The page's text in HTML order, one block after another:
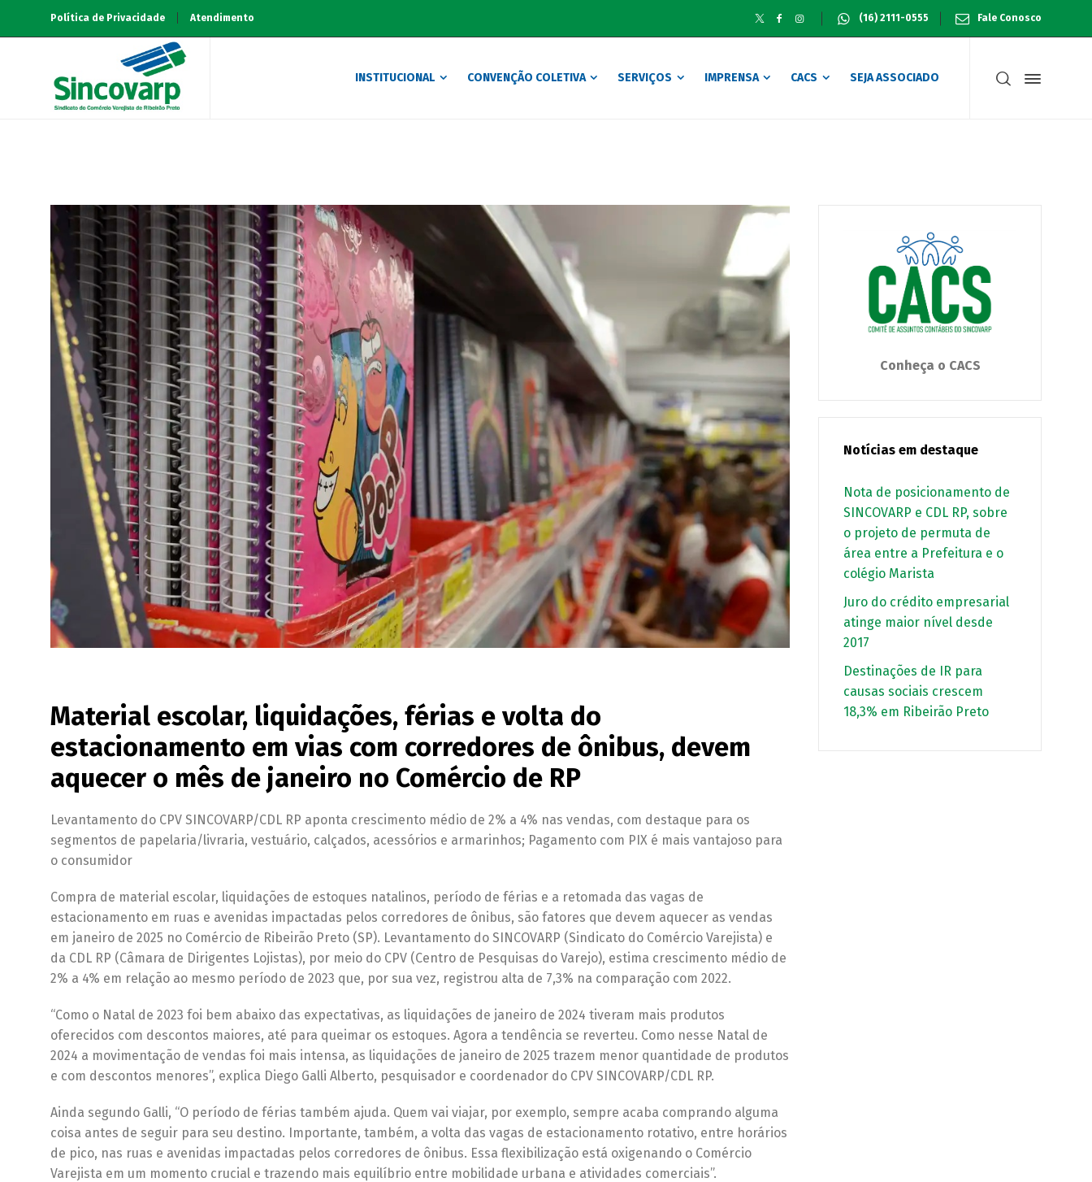
Política de Privacidade Atendimento (16) 2111-0555 Fale Conosco
INSTITUCIONAL CONVENÇÃO COLETIVA SERVIÇOS IMPRENSA CACS SEJA ASSOCIADO
Material escolar, liquidações, férias e volta do
estacionamento em vias com corredores de ônibus, devem
aquecer o mês de janeiro no Comércio de RP
Levantamento do CPV SINCOVARP/CDL RP aponta crescimento médio de 2% a 4% nas vendas, com destaque para os
segmentos de papelaria/livraria, vestuário, calçados, acessórios e armarinhos; Pagamento com PIX é mais vantajoso para
o consumidor
Compra de material escolar, liquidações de estoques natalinos, período de férias e a retomada das vagas de
estacionamento em ruas e avenidas impactadas pelos corredores de ônibus, são fatores que devem aquecer as vendas
em janeiro de 2025 no Comércio de Ribeirão Preto (SP). Levantamento do SINCOVARP (Sindicato do Comércio Varejista) e
da CDL RP (Câmara de Dirigentes Lojistas), por meio do CPV (Centro de Pesquisas do Varejo), estima crescimento médio de
2% a 4% em relação ao mesmo período de 2023 que, por sua vez, registrou alta de 7,3% na comparação com 2022.
“Como o Natal de 2023 foi bem abaixo das expectativas, as liquidações de janeiro de 2024 tiveram mais produtos
oferecidos com descontos maiores, até para queimar os estoques. Agora a tendência se reverteu. Como nesse Natal de
2024 a movimentação de vendas foi mais intensa, as liquidações de janeiro de 2025 trazem menor quantidade de produtos
e com descontos menores”, explica Diego Galli Alberto, pesquisador e coordenador do CPV SINCOVARP/CDL RP.
Ainda segundo Galli, “O período de férias também ajuda. Quem vai viajar, por exemplo, sempre acaba comprando alguma
coisa antes de seguir para seu destino. Importante, também, a volta das vagas de estacionamento rotativo, entre horários
de pico, nas ruas e avenidas impactadas pelos corredores de ônibus. Essa flexibilização está oxigenando o Comércio
Varejista em um momento crucial e trazendo mais equilíbrio entre mobilidade urbana e atividades comerciais”.
Conheça o CACS
Notícias em destaque
Nota de posicionamento de
SINCOVARP e CDL RP, sobre
o projeto de permuta de
área entre a Prefeitura e o
colégio Marista
Juro do crédito empresarial
atinge maior nível desde
2017
Destinações de IR para
causas sociais crescem
18,3% em Ribeirão Preto